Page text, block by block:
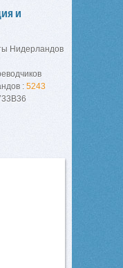
и
Нидерландов
: 5243